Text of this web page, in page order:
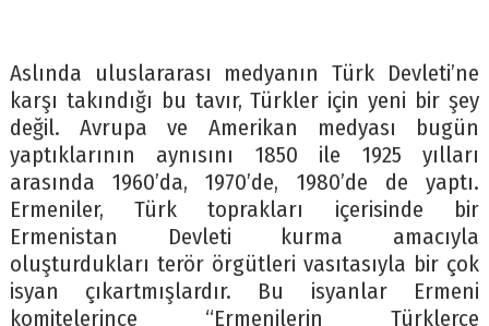
Aslında uluslararası medyanın Türk Devleti’ne
karşı takındığı bu tavır, Türkler için yeni bir şey
değil. Avrupa ve Amerikan medyası bugün
yaptıklarının aynısını 1850 ile 1925 yılları
arasında 1960’da, 1970’de, 1980’de de yaptı.
Ermeniler, Türk toprakları içerisinde bir
Ermenistan Devleti kurma amacıyla
oluşturdukları terör örgütleri vasıtasıyla bir çok
isyan çıkartmışlardır. Bu isyanlar Ermeni
komitelerince “Ermenilerin Türklerce